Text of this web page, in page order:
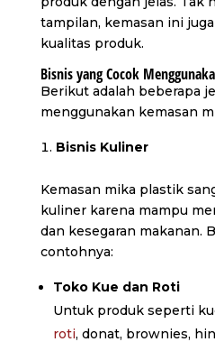
tampilan, kemasan ini
kualitas produk.
Bisnis yang Cocok
Berikut adalah beberapa
menggunakan kemasan
Bisnis Kuliner
Kemasan mika plastik
kuliner karena mampu
dan kesegaran makanan.
contohnya:
Toko Kue dan Roti
Untuk produk seperti
roti, donat, brownies,